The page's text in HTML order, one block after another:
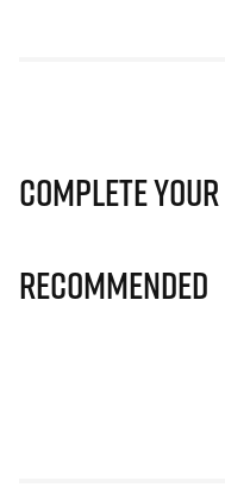
Complete
Recommended